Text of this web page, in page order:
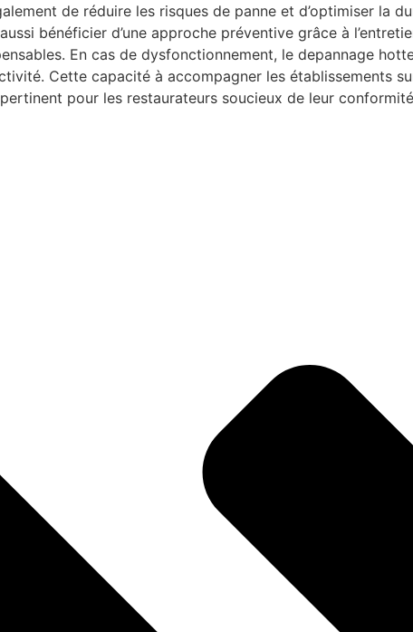
de réduire les risques de panne et d’optimiser la
bénéficier d’une approche préventive grâce à
En cas de dysfonctionnement, le depannage
Cette capacité à accompagner les établissements
pour les restaurateurs soucieux de leur